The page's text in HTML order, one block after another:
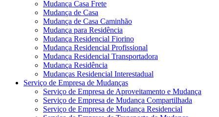
Mudança Casa Frete
Mudança de Casa
Mudança de Casa Caminhão
Mudança para Residência
Mudança Residencial Fiorino
Mudança Residencial Profissional
Mudança Residencial Transportadora
Mudança Residência
Mudanças Residencial Interestadual
Serviço de Empresa de Mudanças
Serviço de Empresa de Aproveitamento e Mudança
Serviço de Empresa de Mudança Compartilhada
Serviço de Empresa de Mudança Residencial